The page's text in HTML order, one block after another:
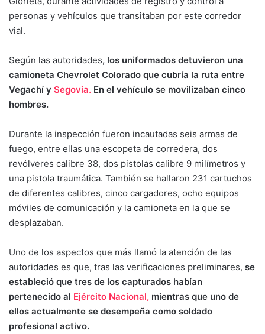
personas y vehículos que transitaban por este corredor
vial.
Según las autoridades, los uniformados detuvieron una
camioneta Chevrolet Colorado que cubría la ruta entre
Vegachí y Segovia. En el vehículo se movilizaban cinco
hombres.
Durante la inspección fueron incautadas seis armas de
fuego, entre ellas una escopeta de corredera, dos
revólveres calibre 38, dos pistolas calibre 9 milímetros y
una pistola traumática. También se hallaron 231 cartuchos
de diferentes calibres, cinco cargadores, ocho equipos
móviles de comunicación y la camioneta en la que se
desplazaban.
Uno de los aspectos que más llamó la atención de las
autoridades es que, tras las verificaciones preliminares, se
estableció que tres de los capturados habían
pertenecido al Ejército Nacional, mientras que uno de
ellos actualmente se desempeña como soldado
profesional activo.